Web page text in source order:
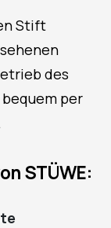
Stift
des
per
STÜWE: